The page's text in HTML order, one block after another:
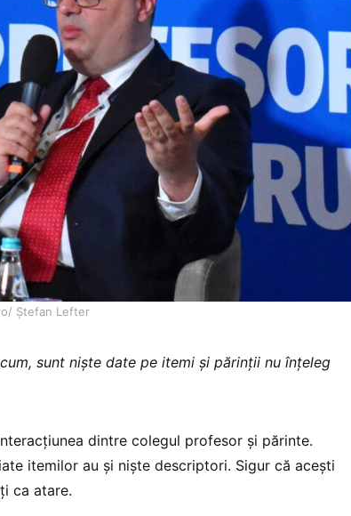
Ștefan Lefter
sunt niște date pe itemi și părinții nu înțeleg
dintre colegul profesor și părinte.
itemilor au și niște descriptori. Sigur că acești
ca atare.